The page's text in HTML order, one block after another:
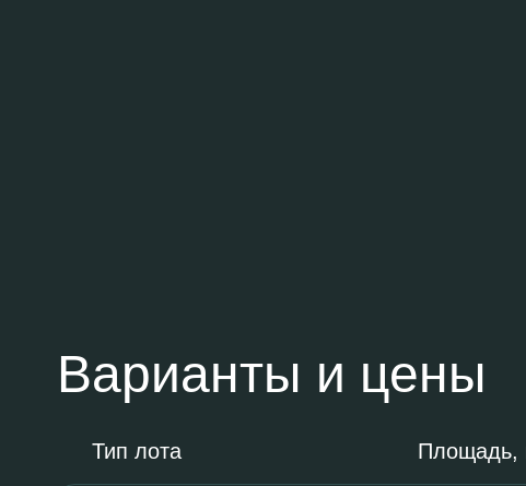
Варианты и цены
Тип лота Площадь,